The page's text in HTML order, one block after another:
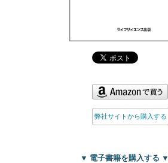
弊社サイトから購入する
▼ 電子書籍を購入する ▼